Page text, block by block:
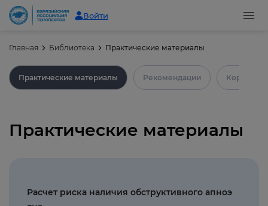
Войти
Главная Библиотека Практические материалы
Практические материалы Рекомендации
Практические материалы
Расчет риска наличия обструктивного апноэ